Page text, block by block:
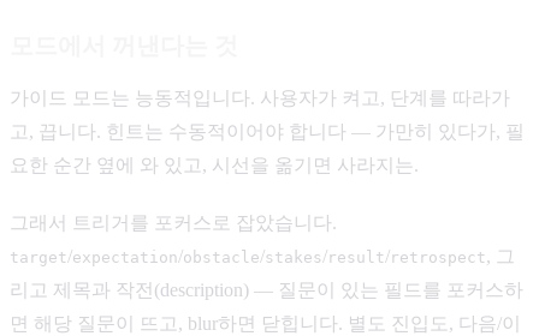
가이드 모드는 능동적입니다. 사용자가 켜고, 단계를 따라가
고, 끕니다. 힌트는 수동적이어야 합니다 — 가만히 있다가, 필
요한 순간 옆에 와 있고, 시선을 옮기면 사라지는.
그래서 트리거를 포커스로 잡았습니다.
target/expectation/obstacle/stakes /result/retrospect, 그
리고 제목과 작전(description) — 질문이 있는 필드를 포커스하
면 해당 질문이 뜨고, blur하면 닫힙니다. 별도 진입도, 다음/이